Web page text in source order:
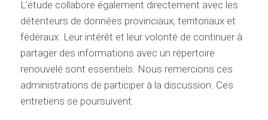
L’étude collabore également directement avec les
détenteurs de données provinciaux, territoriaux et
fédéraux. Leur intérêt et leur volonté de continuer à
partager des informations avec un répertoire
renouvelé sont essentiels. Nous remercions ces
administrations de participer à la discussion. Ces
entretiens se poursuivent.